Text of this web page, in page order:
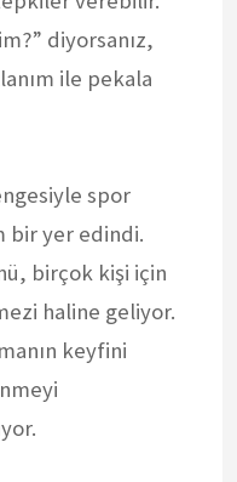
diyorsanız,
ile pekala
spor
bir yer edindi.
birçok kişi için
haline geliyor.
keyfini